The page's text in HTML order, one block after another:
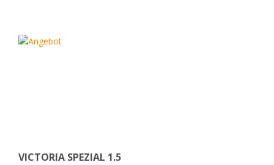
VICTORIA SPEZIAL 1.5